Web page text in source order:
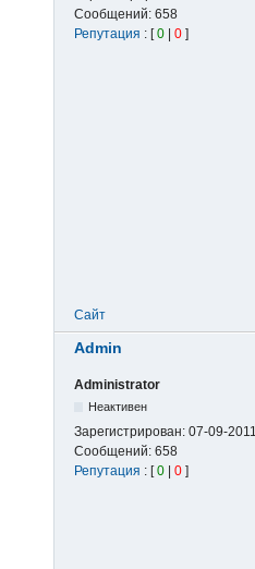
Сообщений: 658
Репутация : [0 0 ]
Сайт
Admin
Administrator
Неактивен
Зарегистрирован: 07-09-2011
Сообщений: 658
Репутация : [0 | 0 ]